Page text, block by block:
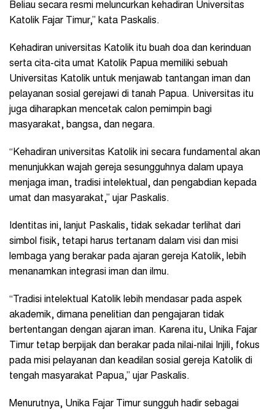
Beliau secara resmi meluncurkan kehadiran Universitas
Katolik Fajar Timur,” kata Paskalis.
Kehadiran universitas Katolik itu buah doa dan kerinduan
serta cita-cita umat Katolik Papua memiliki sebuah
Universitas Katolik untuk menjawab tantangan iman dan
pelayanan sosial gerejawi di tanah Papua. Universitas itu
juga diharapkan mencetak calon pemimpin bagi
masyarakat, bangsa, dan negara.
“Kehadiran universitas Katolik ini secara fundamental akan
menunjukkan wajah gereja sesungguhnya dalam upaya
menjaga iman, tradisi intelektual, dan pengabdian kepada
umat dan masyarakat,” ujar Paskalis.
Identitas ini, lanjut Paskalis, tidak sekadar terlihat dari
simbol fisik, tetapi harus tertanam dalam visi dan misi
lembaga yang berakar pada ajaran gereja Katolik, lebih
menanamkan integrasi iman dan ilmu.
“Tradisi intelektual Katolik lebih mendasar pada aspek
akademik, dimana penelitian dan pengajaran tidak
bertentangan dengan ajaran iman. Karena itu, Unika Fajar
Timur tetap berpijak dan berakar pada nilai-nilai Injili, fokus
pada misi pelayanan dan keadilan sosial gereja Katolik di
tengah masyarakat Papua,” ujar Paskalis.
Menurutnya, Unika Fajar Timur sungguh hadir sebagai